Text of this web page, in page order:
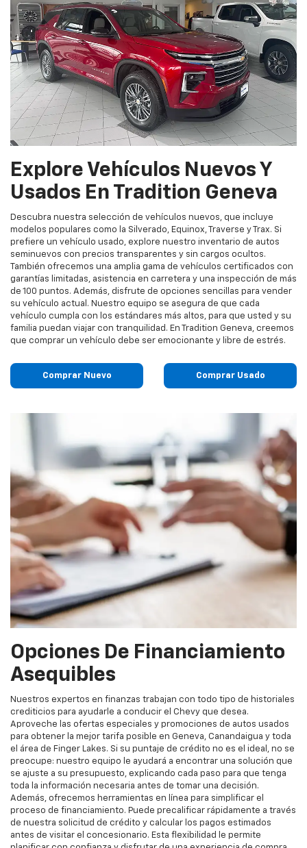
Explore Vehículos Nuevos Y
Usados En Tradition Geneva
Descubra nuestra selección de vehículos nuevos, que incluye
modelos populares como la Silverado, Equinox, Traverse y Trax. Si
prefiere un vehículo usado, explore nuestro inventario de autos
seminuevos con precios transparentes y sin cargos ocultos.
También ofrecemos una amplia gama de vehículos certificados con
garantías limitadas, asistencia en carretera y una inspección de más
de 100 puntos. Además, disfrute de opciones sencillas para vender
su vehículo actual. Nuestro equipo se asegura de que cada
vehículo cumpla con los estándares más altos, para que usted y su
familia puedan viajar con tranquilidad. En Tradition Geneva, creemos
que comprar un vehículo debe ser emocionante y libre de estrés.
Comprar Nuevo Comprar Usado
Opciones De Financiamiento
Asequibles
Nuestros expertos en finanzas trabajan con todo tipo de historiales
crediticios para ayudarle a conducir el Chevy que desea.
Aproveche las ofertas especiales y promociones de autos usados
para obtener la mejor tarifa posible en Geneva, Canandaigua y toda
el área de Finger Lakes. Si su puntaje de crédito no es el ideal, no se
preocupe: nuestro equipo le ayudará a encontrar una solución que
se ajuste a su presupuesto, explicando cada paso para que tenga
toda la información necesaria antes de tomar una decisión.
Además, ofrecemos herramientas en línea para simplificar el
proceso de financiamiento. Puede precalificar rápidamente a través
de nuestra solicitud de crédito y calcular los pagos estimados
antes de visitar el concesionario. Esta flexibilidad le permite